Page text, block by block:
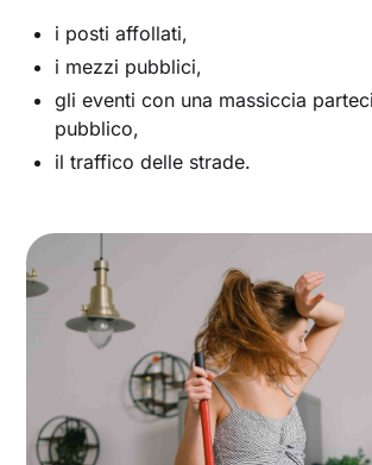
i posti affollati,
i mezzi pubblici,
gli eventi con una massiccia
pubblico,
il traffico delle strade.